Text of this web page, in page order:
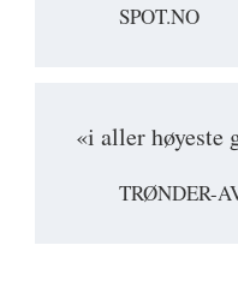
SPOT.NO
«i aller høyeste
TRØNDER-